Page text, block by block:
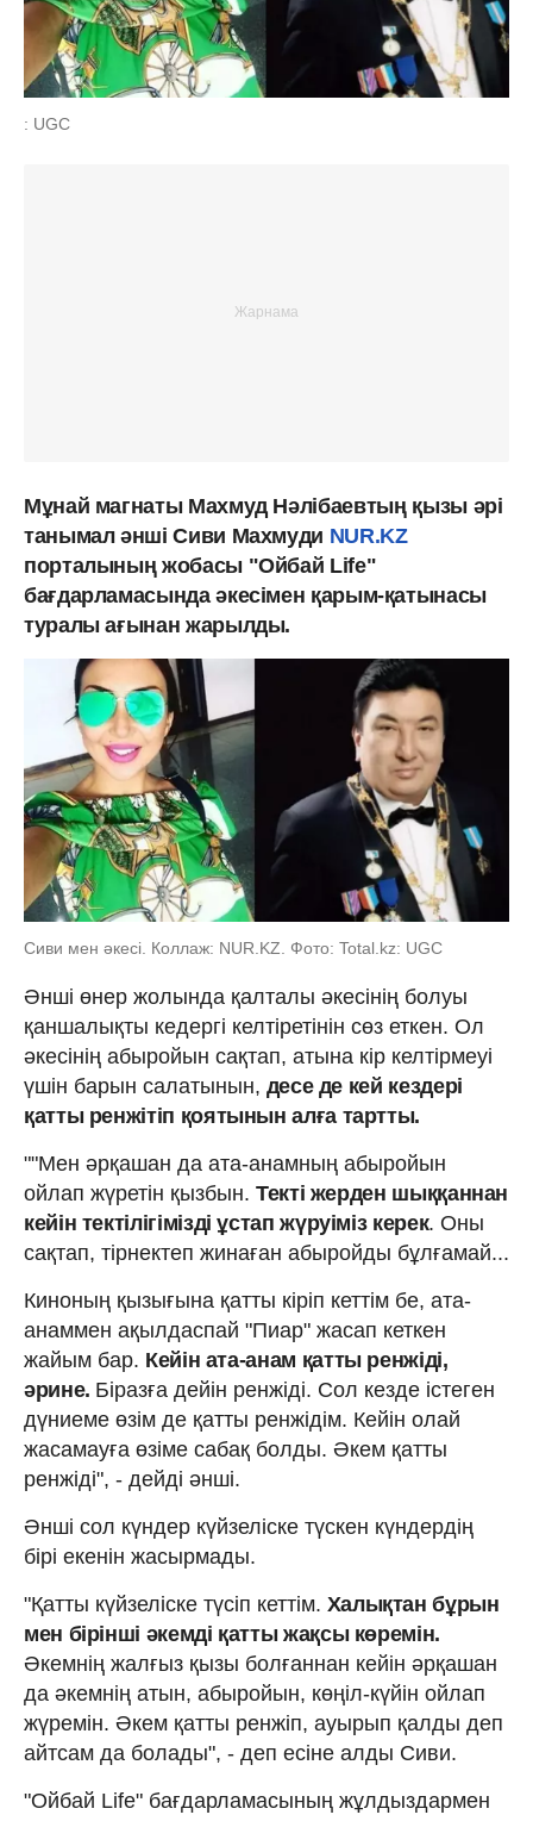
: UGC
Мұнай магнаты Махмуд Нәлібаевтың қызы әрі
танымал әнші Сиви Махмуди NUR.KZ
порталының жобасы "Ойбай Life"
бағдарламасында әкесімен қарым-қатынасы
туралы ағынан жарылды.
Сиви мен әкесі. Коллаж: NUR.KZ. Фото: Total.kz: UGC
Әнші өнер жолында қалталы әкесінің болуы
қаншалықты кедергі келтіретінін сөз еткен. Ол
әкесінің абыройын сақтап, атына кір келтірмеуі
үшін барын салатынын, десе де кей кездері
қатты ренжітіп қоятынын алға тартты.
""Мен әрқашан да ата-анамның абыройын
ойлап жүретін қызбын. Текті жерден шыққаннан
кейін тектілігімізді ұстап жүруіміз керек. Оны
сақтап, тірнектеп жинаған абыройды бұлғамай...
Киноның қызығына қатты кіріп кеттім бе, ата-
анаммен ақылдаспай "Пиар" жасап кеткен
жайым бар. Кейін ата-анам қатты ренжіді,
әрине. Біразға дейін ренжіді. Сол кезде істеген
дүниеме өзім де қатты ренжідім. Кейін олай
жасамауға өзіме сабақ болды. Әкем қатты
ренжіді", - дейді әнші.
Әнші сол күндер күйзеліске түскен күндердің
бірі екенін жасырмады.
"Қатты күйзеліске түсіп кеттім. Халықтан бұрын
мен бірінші әкемді қатты жақсы көремін.
Әкемнің жалғыз қызы болғаннан кейін әрқашан
да әкемнің атын, абыройын, көңіл-күйін ойлап
жүремін. Әкем қатты ренжіп, ауырып қалды деп
айтсам да болады", - деп есіне алды Сиви.
"Ойбай Life" бағдарламасының жұлдыздармен